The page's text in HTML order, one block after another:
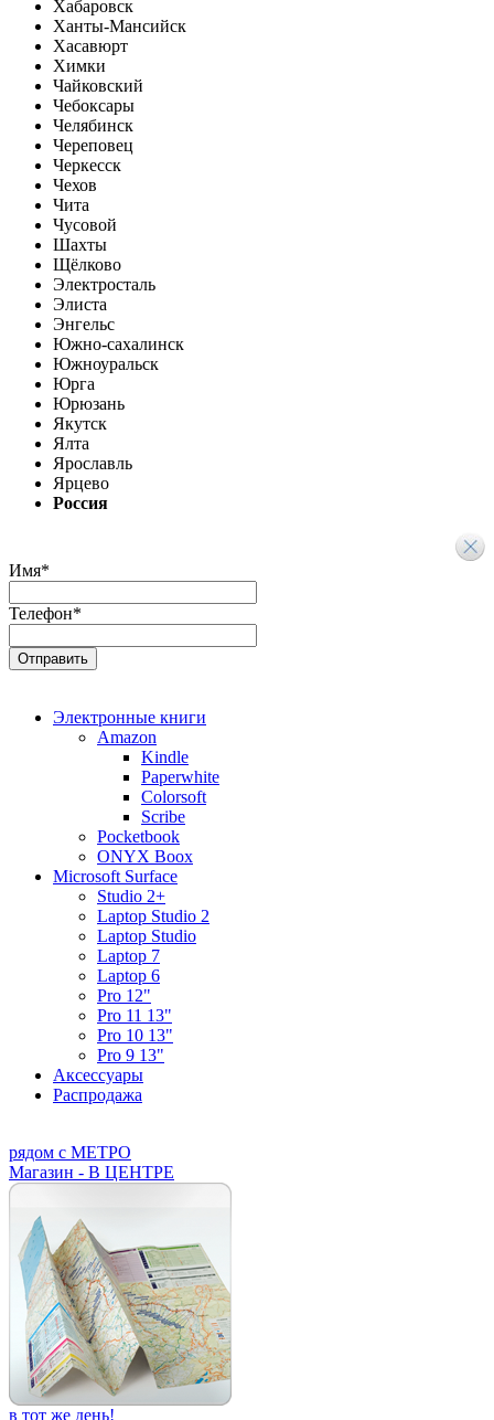
Хабаровск
Ханты-Мансийск
Хасавюрт
Химки
Чайковский
Чебоксары
Челябинск
Череповец
Черкесск
Чехов
Чита
Чусовой
Шахты
Щёлково
Электросталь
Элиста
Энгельс
Южно-сахалинск
Южноуральск
Юрга
Юрюзань
Якутск
Ялта
Ярославль
Ярцево
Россия
Имя*
Телефон*
Электронные книги
Amazon
Kindle
Paperwhite
Colorsoft
Scribe
Pocketbook
ONYX Boox
Microsoft Surface
Studio 2+
Laptop Studio 2
Laptop Studio
Laptop 7
Laptop 6
Pro 12"
Pro 11 13"
Pro 10 13"
Pro 9 13"
Аксессуары
Распродажа
рядом с МЕТРО
Магазин - В ЦЕНТРЕ
в тот же день!